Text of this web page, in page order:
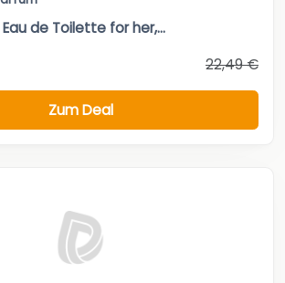
de Toilette for her,...
22,49 €
Zum Deal